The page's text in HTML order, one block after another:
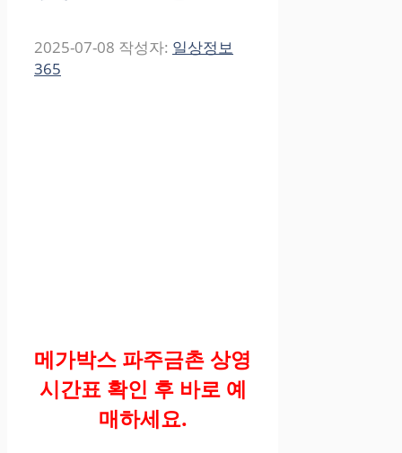
2025-07-08 작성자: 일상정보
365
메가박스 파주금촌 상영
시간표 확인 후 바로 예
매하세요.